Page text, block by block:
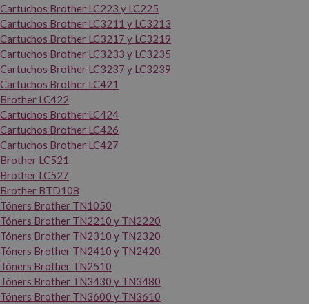
Cartuchos Brother LC223 y LC225
Cartuchos Brother LC3211 y LC3213
Cartuchos Brother LC3217 y LC3219
Cartuchos Brother LC3233 y LC3235
Cartuchos Brother LC3237 y LC3239
Cartuchos Brother LC421
Brother LC422
Cartuchos Brother LC424
Cartuchos Brother LC426
Cartuchos Brother LC427
Brother LC521
Brother LC527
Brother BTD108
Tóners Brother TN1050
Tóners Brother TN2210 y TN2220
Tóners Brother TN2310 y TN2320
Tóners Brother TN2410 y TN2420
Tóners Brother TN2510
Tóners Brother TN3430 y TN3480
Tóners Brother TN3600 y TN3610